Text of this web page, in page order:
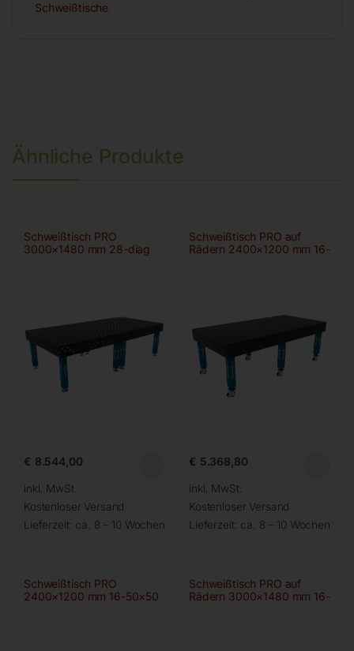
Schweißtische
Ähnliche Produkte
Schweißtisch PRO
3000×1480 mm 28-diag
€ 8.544,00
inkl. MwSt.
Kostenloser Versand
Lieferzeit: ca. 8 – 10 Wochen
Schweißtisch PRO auf
Rädern 2400×1200 mm 16-
€ 5.368,80
inkl. MwSt.
Kostenloser Versand
Lieferzeit: ca. 8 – 10 Wochen
Schweißtisch PRO
2400×1200 mm 16-50×50
Schweißtisch PRO auf
Rädern 3000×1480 mm 16-